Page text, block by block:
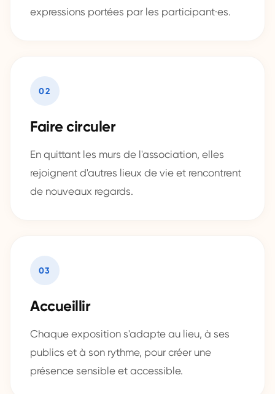
expressions portées par les participant·es.
02
Faire circuler
En quittant les murs de l'association, elles
rejoignent d'autres lieux de vie et rencontrent
de nouveaux regards.
03
Accueillir
Chaque exposition s'adapte au lieu, à ses
publics et à son rythme, pour créer une
présence sensible et accessible.